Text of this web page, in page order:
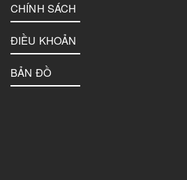
CHÍNH SÁCH
ĐIỀU KHOẢN
BẢN ĐỒ